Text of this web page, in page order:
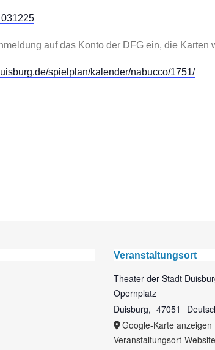
auf das Konto der DFG ein, die Karten
spielplan/kalender/nabucco/1751/
Veranstaltungsort
Theater der Stadt
Opernplatz
Duisburg, 47051
Google-Karte anzeigen
Veranstaltungsort-